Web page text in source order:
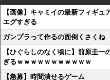
【画像】キャミイの最新フィギ
エグすぎる
ガンプラって作るの面倒くさくね
【ひぐらしのなく頃に】前原圭
ぎるｗｗｗｗｗｗｗｗｗｗｗ
【急募】時間潰せるゲーム